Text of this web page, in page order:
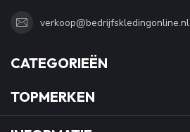
verkoop@bedrijfskledingonline.nl
CATEGORIEËN
TOPMERKEN